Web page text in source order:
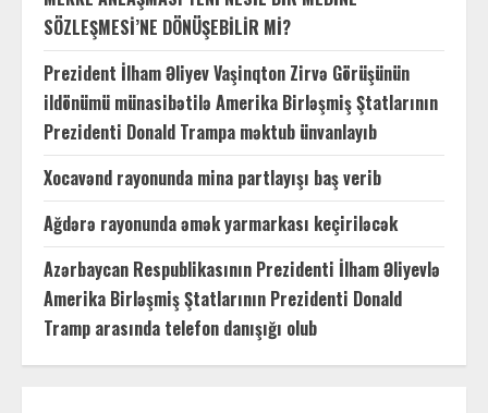
SÖZLEŞMESİ’NE DÖNÜŞEBİLİR Mİ?
Prezident İlham Əliyev Vaşinqton Zirvə Görüşünün
ildönümü münasibətilə Amerika Birləşmiş Ştatlarının
Prezidenti Donald Trampa məktub ünvanlayıb
Xocavənd rayonunda mina partlayışı baş verib
Ağdərə rayonunda əmək yarmarkası keçiriləcək
Azərbaycan Respublikasının Prezidenti İlham Əliyevlə
Amerika Birləşmiş Ştatlarının Prezidenti Donald
Tramp arasında telefon danışığı olub